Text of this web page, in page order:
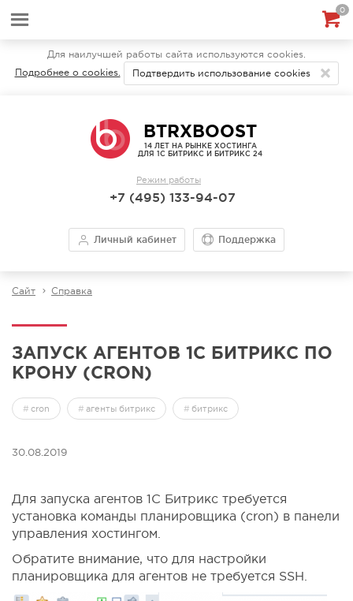
Для наилучшей работы сайта используются cookies.
Подробнее о cookies.
Подтвердить использование cookies
BTRXBOOST
14 ЛЕТ НА РЫНКЕ ХОСТИНГА
ДЛЯ 1С БИТРИКС И БИТРИКС 24
Режим работы
+7 (495) 133-94-07
Личный кабинет Поддержка
Сайт Справка
ЗАПУСК АГЕНТОВ 1С БИТРИКС ПО
КРОНУ (CRON)
cron агенты битрикс битрикс
30.08.2019
Для запуска агентов 1С Битрикс требуется
установка команды планировщика (cron) в панели
управления хостингом.
Обратите внимание, что для настройки
планировщика для агентов не требуется SSH.
0